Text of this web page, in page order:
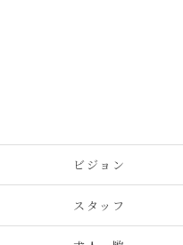
ビジョン
スタッフ